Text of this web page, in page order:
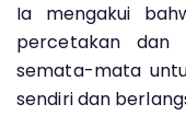
Ia mengakui
percetakan dan
semata-mata
sendiri dan